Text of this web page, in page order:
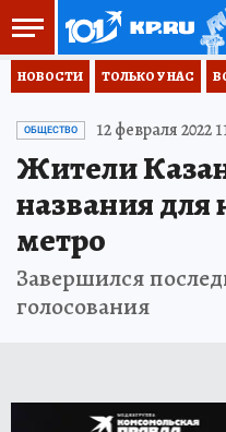
НОВОСТИ ТОЛЬКО У НАС
ОБЩЕСТВО 12 февраля 2022
Жители
названия
метро
Завершился
голосования